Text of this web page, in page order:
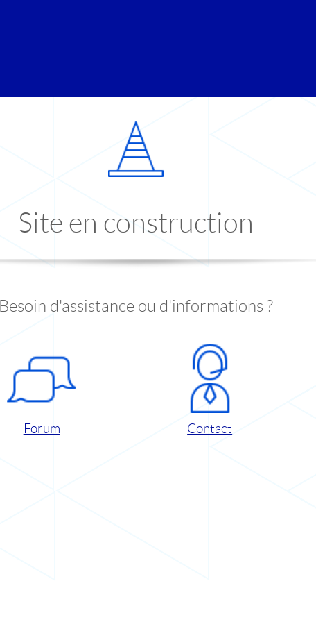
Site en construction
Besoin d'assistance ou d'informations ?
Forum Contact